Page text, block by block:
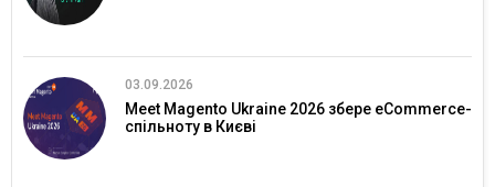
03.09.2026
Meet Magento Ukraine 2026 збере eCommerce-
спільноту в Києві